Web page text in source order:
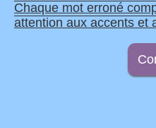
Chaque mot erroné
attention aux accents et